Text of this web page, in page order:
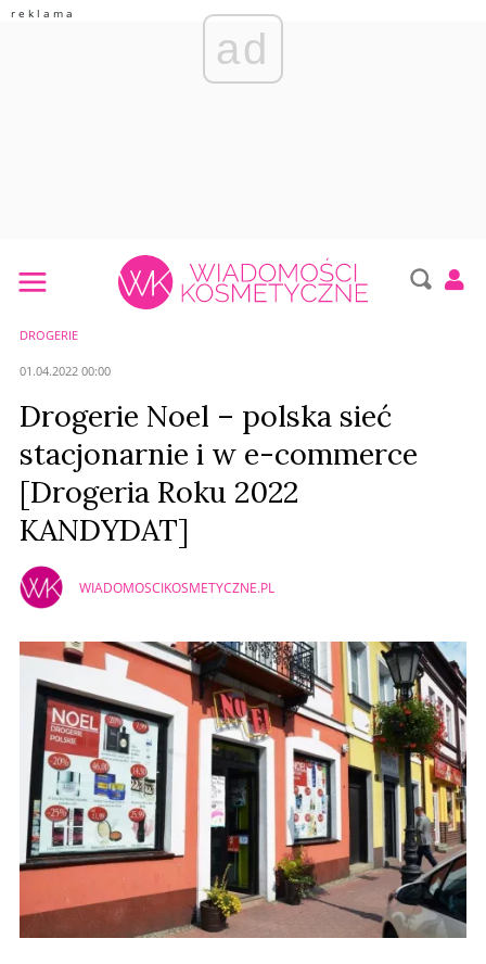
ad
DROGERIE
01.04.2022 00:00
Drogerie Noel – polska sieć
stacjonarnie i w e-commerce
[Drogeria Roku 2022
KANDYDAT]
WIADOMOSCIKOSMETYCZNE.PL